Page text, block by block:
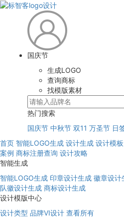
国庆节
生成LOGO
查询商标
找模版素材
热门搜索
国庆节 中秋节 双11 万圣节 日
首页 智能LOGO生成 设计生成 设计模
案例 商标注册查询 设计攻略
智能生成
智能LOGO生成 印章设计生成 徽章设计
队徽设计生成 商标设计生成
设计模版中心
设计类型 品牌VI设计 查看所有